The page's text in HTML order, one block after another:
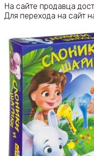
На сайте продавца
Для перехода на сайт